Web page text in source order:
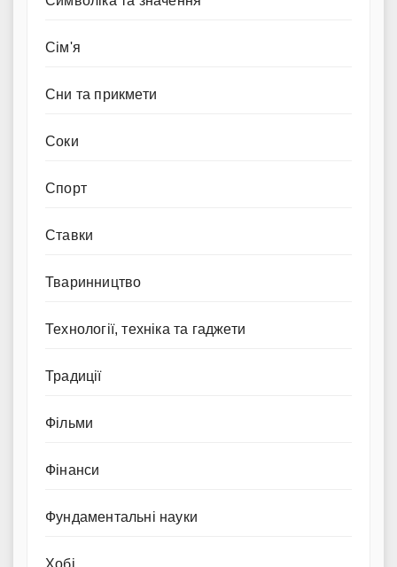
Сім'я
Сни та прикмети
Соки
Спорт
Ставки
Тваринництво
Технології, техніка та гаджети
Традиції
Фільми
Фінанси
Фундаментальні науки